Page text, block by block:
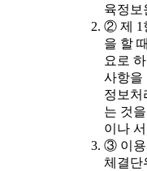
육정보
② 제 1
을 할
요로
사항을
정보처
는 것
이나
③ 이용
체결단